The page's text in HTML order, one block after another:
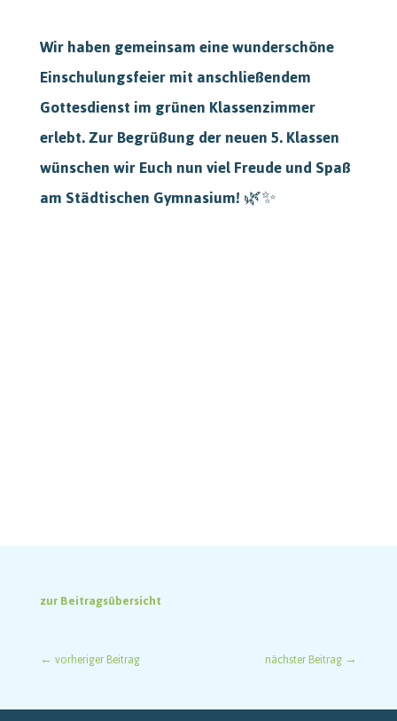
Wir haben gemeinsam eine wunderschöne
Einschulungsfeier mit anschließendem
Gottesdienst im grünen Klassenzimmer
erlebt. Zur Begrüßung der neuen 5. Klassen
wünschen wir Euch nun viel Freude und Spaß
am Städtischen Gymnasium!🌿✨
zur Beitragsübersicht
← vorheriger Beitrag nächster Beitrag →